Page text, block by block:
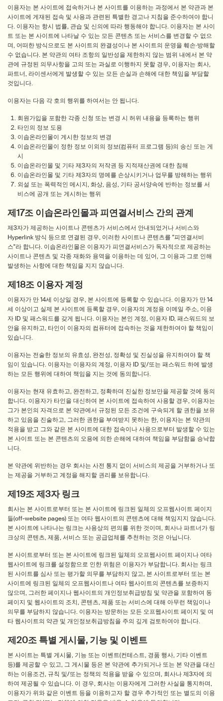
이용자는 본 사이트에 접속하거나 본 사이트를 이용하는 과정에서 본 약관과 본
사이트에 게재된 접속 및 사용과 관련된 특별한 경고나 지침을 준수하여야 합니
다. 이용자는 항시 법률, 관습 및 신의에 따라 행동해야 합니다. 이용자는 본 사이
트 또는 본 사이트에 나타날 수 있는 모든 콘텐츠 또는 서비스를 변경할 수 없으
며, 어떠한 방식으로도 본 사이트의 완결성이나 본 사이트의 운영을 훼손·방해할
수 없습니다. 본 약관의 여타 조항의 일반성을 제한하지 않는 범위 내에서 본 약
관에 규정된 의무사항을 고의 또는 과실로 이행하지 못할 경우, 이용자는 회사,
파트너, 라이센서에게 발생할 수 있는 모든 손실과 손해에 대한 책임을 부담할
것입니다.
이용자는 다음 각 호의 행위를 하여서는 안 됩니다.
회원가입을 포함한 각종 신청 또는 변경 시 허위 내용을 등록하는 행위
타인의 정보 도용
이솝온라인몰이 게시한 정보의 변경
이솝온라인몰이 정한 정보 이외의 정보(컴퓨터 프로그램 등)의 송신 또는 게
시
이솝온라인몰 및 기타 제3자의 저작권 등 지적재산권에 대한 침해
이솝온라인몰 및 기타 제3자의 명예를 손상시키거나 업무를 방해하는 행위
외설 또는 폭력적인 메시지, 화상, 음성, 기타 공서양속에 반하는 정보를 서
비스에 공개 또는 게시하는 행위
제17조 이솝온라인몰과 피연결서비스 간의 관계
제3자가 제공하는 사이트나 콘텐츠가 서비스에서 안내되었거나 서비스와
Hyperlink 방식 등으로 연결된 경우, 이러한 사이트나 콘텐츠를 "피연결서비
스"라 합니다. 이솝온라인몰은 이용자가 피연결서비스가 독자적으로 제공하는
사이트나 콘텐츠 및 각종 재화와 용역을 이용하는 데 있어, 그 이용과 그로 인해
발생하는 사항에 대한 책임을 지지 않습니다.
제18조 이용자 계정
이용자가 만 14세 이상일 경우, 본 사이트에 등록할 수 있습니다. 이용자가 만 14
세 이상이고 실제 본 사이트에 등록할 경우, 이용자의 계정용 이메일 주소, 이용
자 ID 및 패스워드를 갖게 됩니다. 이용자는 본인 계정, 이용자 ID, 패스워드의 보
안을 유지하고, 타인이 이용자의 컴퓨터에 접속하는 것을 제한하여야 할 책임이
있습니다.
이용자는 전술한 정보의 유효성, 완전성, 정확성 및 진실성을 유지하여야 할 책
임이 있습니다. 이용자는 이용자의 계정, 이용자 ID 및/또는 패스워드 하에 발생
하는 모든 행위에 대하여 책임을 지는 것에 동의합니다.
이용자는 현재 유효하고, 완전하고, 정확하며 진실한 정보만을 제공할 것에 동의
합니다. 이용자가 타인을 대신하여 본 사이트에 접속하여 사용할 경우, 이용자는
그가 본인의 자격으로 본 약관에서 규정된 모든 조건에 구속되게 할 권한을 보유
하고 있음을 진술하고, 그러한 권한을 부여받지 못하는 한, 이용자는 본 약관의
적용을 받고 그와 같은 본 사이트에 대한 접속이나 사용으로부터 발생할 수 있는
본 사이트 또는 본 콘텐츠의 오용에 의한 손해에 대하여 책임을 부담함을 승낙합
니다.
본 약관에 위반하는 경우 회사는 사전 통지 없이 서비스의 제공을 거부하거나 또
는 제공을 거부하고 계정을 해지할 권리를 보유합니다.
제19조 제3자 링크
회사는 본 사이트로부터 또는 본 사이트에 링크된 일체의 오프웹사이트 페이지
들(off-website pages) 또는 여타 웹사이트의 콘텐츠에 대해 책임지지 않습니다.
본 사이트에 나타나는 링크는 사용상의 편의를 위한 것이며, 회사나 파트너가 링
크상의 콘텐츠, 제품, 서비스 또는 공급업체를 추천하는 것은 아닙니다.
본 사이트로부터 또는 본 사이트에 링크된 일체의 오프웹사이트 페이지나 여타
웹사이트에 링크를 설정함으로 인한 위험은 이용자가 부담합니다. 회사는 링크
된 사이트를 심사 또는 평가할 의무를 부담하지 않고, 본 사이트로부터 또는 본
사이트에 링크된 일체의 오프웹사이트나 여타 웹사이트의 콘텐츠를 보증하지
않으며, 그러한 페이지나 웹사이트의 개인정보취급방침 및 약관을 포함하여 동
페이지 및 웹사이트의 조치, 콘텐츠, 제품 또는 서비스에 대해 아무런 책임이나
의무를 부담하지 않습니다. 이용자는 방문하는 모든 오프웹사이트 페이지 및 여
타 웹사이트의 약관 및 개인정보취급방침을 주의 깊게 검토하여야 합니다.
제20조 특별 게시물, 기능 및 이벤트
본 사이트는 특별 게시물, 기능 또는 이벤트(컨테스트, 경품 행사, 기타 이벤트
등)를 제공할 수 있고, 그 게시물 등은 본 약관에 추가되거나 또는 본 약관을 대신
하는 이용조건, 규칙 및/또는 정책의 적용을 받을 수 있으며, 회사나 제3자에 의
하여 제공될 수 있습니다. 이 경우, 회사는 이용자에게 그러한 사실을 통지하며,
이용자가 위와 같은 이벤트 등을 이용하고자 할 경우 추가적인 또는 별도의 이용